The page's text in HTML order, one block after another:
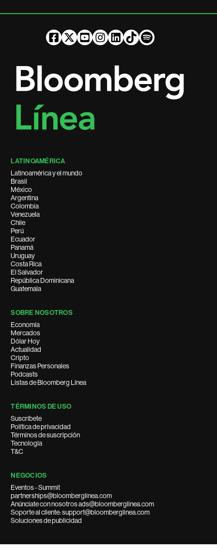
LATINOAMÉRICA
Latinoamérica y el mundo
Brasil
México
Argentina
Colombia
Venezuela
Chile
Perú
Ecuador
Panamá
Uruguay
Costa Rica
El Salvador
República Dominicana
Guatemala
SOBRE NOSOTROS
Economía
Mercados
Dólar Hoy
Actualidad
Cripto
Finanzas Personales
Podcasts
Listas de Bloomberg Línea
TÉRMINOS DE USO
Suscríbete
Política de privacidad
Términos de suscripción
Tecnología
T&C
NEGOCIOS
Eventos - Summit
partnerships@bloomberglinea.com
Anúnciate con nosotros ads@bloomberglinea.com
Soporte al cliente: support@bloomberglinea.com
Soluciones de publicidad